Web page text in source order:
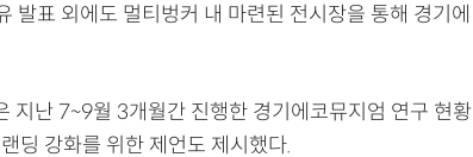
발표 외에도 멀티벙커 내 마련된 전시장을 통해 경기에
지난 7~9월 3개월간 진행한 경기에코뮤지엄 연구 현황
딩 강화를 위한 제언도 제시했다.